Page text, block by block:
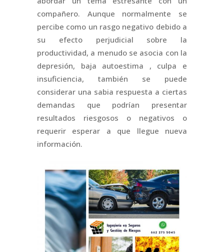
compañero. Aunque normalmente se
percibe como un rasgo negativo debido a
su efecto perjudicial sobre la
productividad, a menudo se asocia con la
depresión, baja autoestima , culpa e
insuficiencia, también se puede
considerar una sabia respuesta a ciertas
demandas que podrían presentar
resultados riesgosos o negativos o
requerir esperar a que llegue nueva
información.